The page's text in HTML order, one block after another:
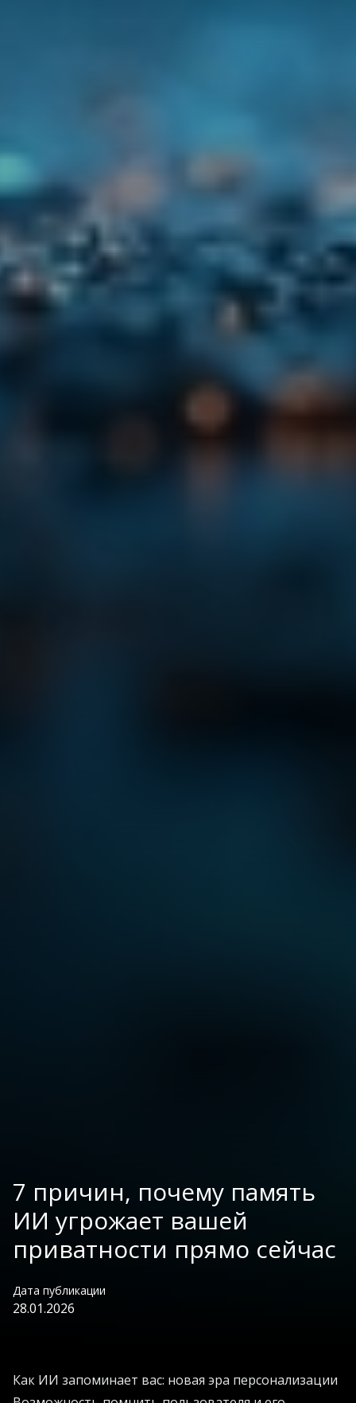
7 причин, почему память
ИИ угрожает вашей
приватности прямо сейчас
Дата публикации
28.01.2026
Как ИИ запоминает вас: новая эра персонализации